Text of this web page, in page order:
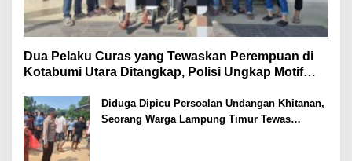
Dua Pelaku Curas yang Tewaskan Perempuan di
Kotabumi Utara Ditangkap, Polisi Ungkap Motif
Diduga Dipicu Persoalan Undangan Khitanan,
Seorang Warga Lampung Timur Tewas